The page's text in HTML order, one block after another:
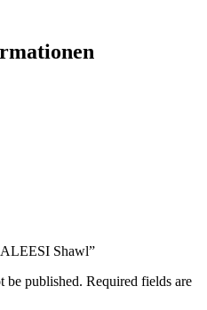
Shawl”
be published. Required fields are